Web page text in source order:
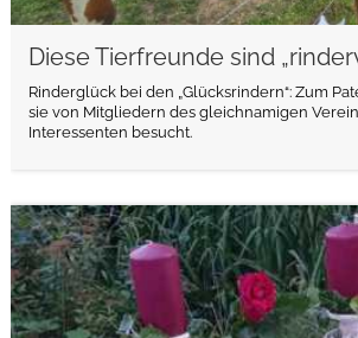
Diese Tierfreunde sind
Rinderglück bei den „Glücksrindern“: Zum
sie von Mitgliedern des gleichnamigen
Interessenten besucht.
weiterlesen